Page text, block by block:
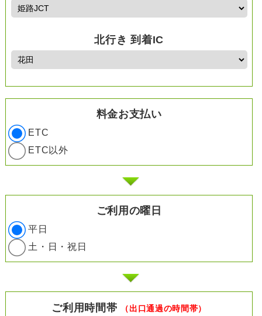
北行き 到着IC
料金お支払い
ETC
ETC以外
ご利用の曜日
平日
土・日・祝日
ご利用時間帯 （出口通過の時間帯）